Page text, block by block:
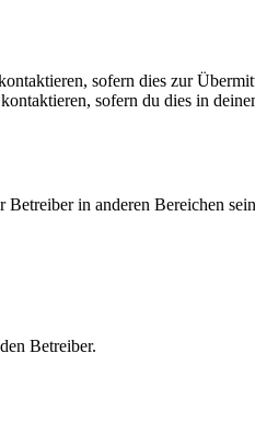
sofern dies zur
sofern du dies in
in anderen Bereichen
Betreiber.